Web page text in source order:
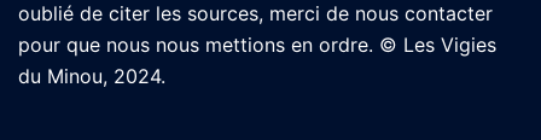
oublié de citer les sources, merci de nous contacter
pour que nous nous mettions en ordre. © Les Vigies
du Minou, 2024.